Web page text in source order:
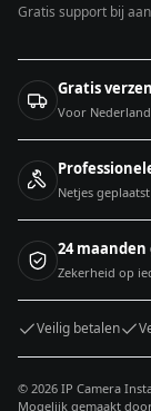
Gratis support bij
Gratis
Voor
Netjes
24
Zekerheid op
Veilig betalen
© 2026 IP Camera
Mogelijk gemaakt